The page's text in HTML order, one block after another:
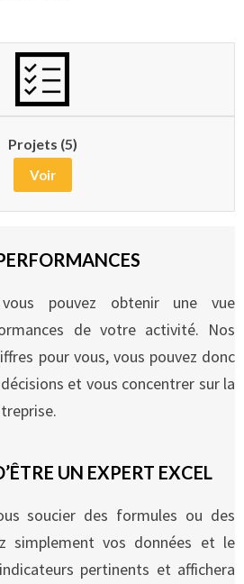
Projets (5)
Voir
pouvez obtenir une vue
de votre activité. Nos
pour vous, vous pouvez donc
et vous concentrer sur la
UN EXPERT EXCEL
soucier des formules ou des
simplement vos données et le
pertinents et affichera